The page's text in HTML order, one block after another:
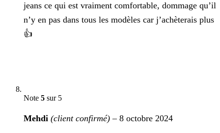
jeans ce qui est vraiment comfortable, dommage qu’il
n’y en pas dans tous les modèles car j’achèterais plus
👍
Note 5 sur 5
Mehdi (client confirmé) – 8 octobre 2024